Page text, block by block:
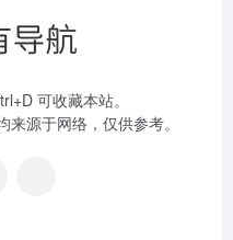
可收藏本站。
源于网络，仅供参考。